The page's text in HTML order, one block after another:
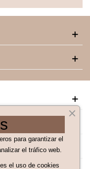
para garantizar el
el tráfico web.
el uso de cookies